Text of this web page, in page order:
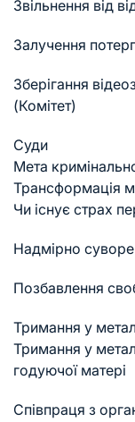
Звільнення від
Залучення
Зберігання
(Комітет)
Суди
Мета
Трансформація
Чи існує страх
Надмірно
Позбавлення
Тримання у
Тримання у
годуючої матері
Співпраця з